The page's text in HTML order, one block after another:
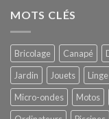
MOTS CLÉS
Bricolage Canapé
Jardin
Jouets
Micro-ondes
Motos